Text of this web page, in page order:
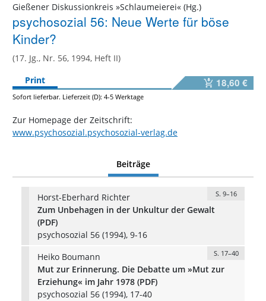
Gießener Diskussionkreis »Schlaumeierei« (Hg.)
psychosozial 56: Neue Werte für böse
Kinder?
(17. Jg., Nr. 56, 1994, Heft II)
Print
18,60 €
Sofort lieferbar. Lieferzeit (D): 4-5 Werktage
Zur Homepage der Zeitschrift:
www.psychosozial.psychosozial-verlag.de
Beiträge
Horst-Eberhard Richter S. 9–16
Zum Unbehagen in der Unkultur der Gewalt
(PDF)
psychosozial 56 (1994), 9-16
Heiko Boumann
S. 17–40
Mut zur Erinnerung. Die Debatte um »Mut zur
Erziehung« im Jahr 1978 (PDF)
psychosozial 56 (1994), 17-40